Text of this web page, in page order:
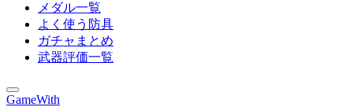
メダル一覧
よく使う防具
ガチャまとめ
武器評価一覧
GameWith